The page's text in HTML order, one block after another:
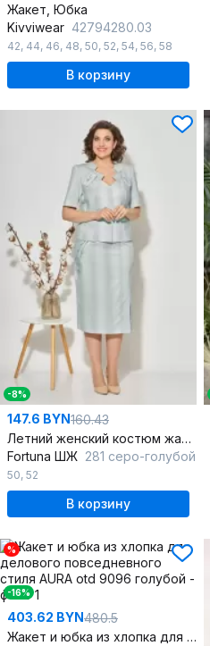
Жакет, Юбка
Kivviwear 42794280.03
42, 44, 46, 48, 50, 52, 54, 56, 58
В корзину
-8%
147.6 BYN160.43
Летний женский костюм жакет и юбка в полоску и с печатным рисунком
Fortuna ШЖ 281 серо-голубой
50, 52
В корзину
%
-16%
403.62 BYN480.5
Жакет и юбка из хлопка для делового повседневного стиля